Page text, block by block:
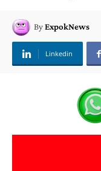
ByExpokNews
Linkedin